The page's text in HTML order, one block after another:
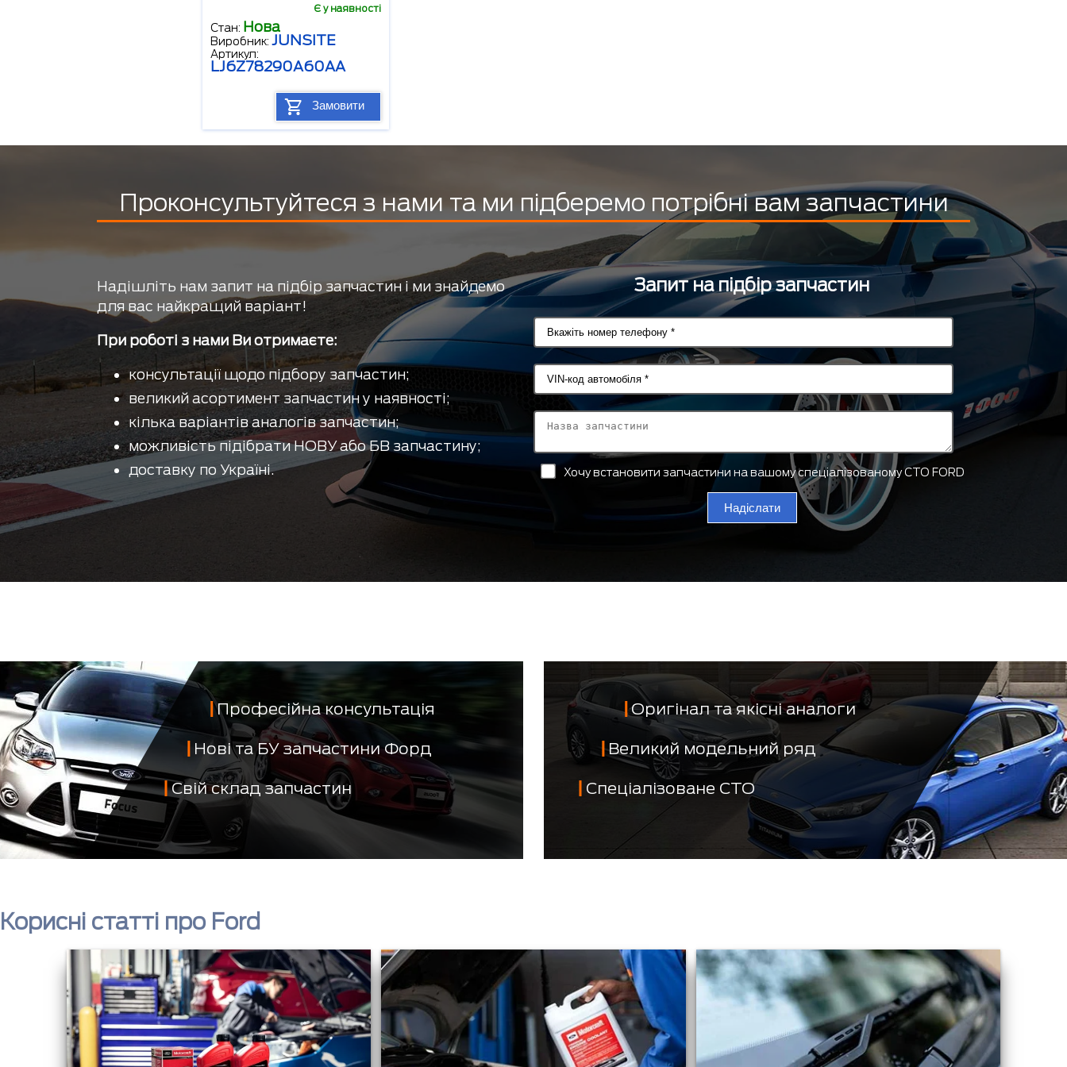
Є у наявності
Стан: Нова
Виробник: JUNSITE
Артикул:
LJ6Z78290A60AA
Замовити
Проконсультуйтеся з нами та ми підберемо потрібні вам запчастини
Надішліть нам запит на підбір запчастин і ми знайдемо
для вас найкращий варіант!
При роботі з нами Ви отримаєте:
консультації щодо підбору запчастин;
великий асортимент запчастин у наявності;
кілька варіантів аналогів запчастин;
можливість підібрати НОВУ або БВ запчастину;
доставку по Україні.
Запит на підбір запчастин
Хочу встановити запчастини на вашому спеціалізованому СТО FORD
Надіслати
Професійна консультація
Нові та БУ запчастини Форд
Свій склад запчастин
Оригінал та якісні аналоги
Великий модельний ряд
Спеціалізоване СТО
Корисні статті про Ford